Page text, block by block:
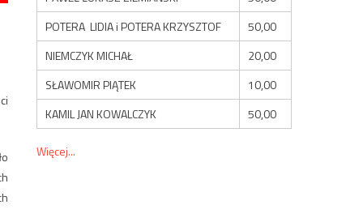
POTERA LIDIA i POTERA KRZYSZTOF
50,00
NIEMCZYK MICHAŁ
20,00
SŁAWOMIR PIĄTEK
10,00
KAMIL JAN KOWALCZYK
50,00
Więcej...